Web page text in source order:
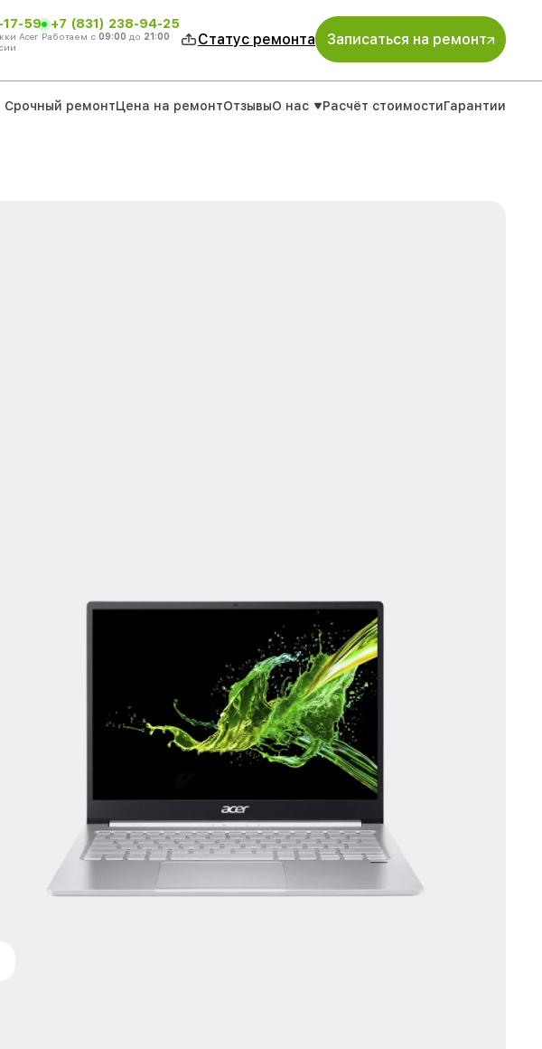
17-59
Acer
+7 (831) 238-94-25
Работаем с 09:00 до 21:00 Статус ремонта Записаться на ремонт
Срочный ремонтЦена на ремонтОтзывыО нас Расчёт стоимостиГарантии